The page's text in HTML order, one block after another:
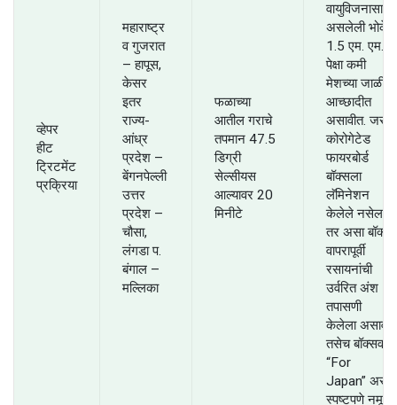
व्हेपर
हीट
ट्रिटमेंट
प्रक्रिया
महाराष्ट्र
व गुजरात
– हापूस,
केसर
इतर
राज्य-
आंध्र
प्रदेश –
बेंगनपेल्ली
उत्तर
प्रदेश –
चौसा,
लंगडा प.
बंगाल –
मल्लिका
फळाच्या
आतील गराचे
तपमान 47.5
डिग्री
सेल्सीयस
आल्यावर 20
मिनीटे
वायुविजनासाठी
असलेली भोके
1.5 एम. एम.
पेक्षा कमी
मेशच्या जाळीने
आच्छादीत
असावीत. जर
कोरोगेटेड
फायरबोर्ड
बॉक्सला
लॅमिनेशन
केलेले नसेल
तर असा बॉक्स
वापरापूर्वी
रसायनांची
उर्वरित अंश
तपासणी
केलेला असावा.
तसेच बॉक्सवर
“For
Japan” असे
स्पष्टपणे नमूद